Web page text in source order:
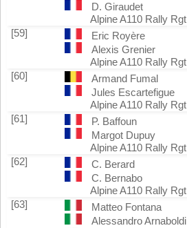
D. Giraudet
Alpine A110 Rally Rgt
[59]
Eric Royère
Alexis Grenier
Alpine A110 Rally Rgt
[60]
Armand Fumal
Jules Escartefigue
Alpine A110 Rally Rgt
[61]
P. Baffoun
Margot Dupuy
Alpine A110 Rally Rgt
[62]
C. Berard
C. Bernabo
Alpine A110 Rally Rgt
[63]
Matteo Fontana
Alessandro Arnaboldi